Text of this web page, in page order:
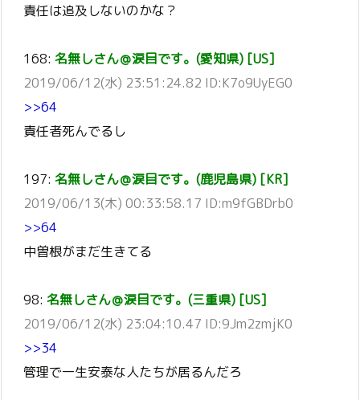
責任は追及しないのかな？
168: 名無しさん＠涙目です。(愛知県) [US]
2019/06/12(水) 23:51:24.82 ID:K7o9UyEG0
>>64
責任者死んでるし
197: 名無しさん＠涙目です。(鹿児島県) [KR]
2019/06/13(木) 00:33:58.17 ID:m9fGBDrb0
>>64
中曽根がまだ生きてる
98: 名無しさん＠涙目です。(三重県) [US]
2019/06/12(水) 23:04:10.47 ID:9Jm2zmjK0
>>34
管理で一生安泰な人たちが居るんだろ